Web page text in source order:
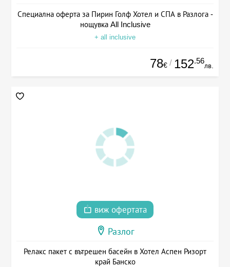
Специална оферта за Пирин Голф Хотел и СПА в Разлога -
нощувка All Inclusive
+ all inclusive
78€ / 152.56
лв.
виж офертата
Разлог
Релакс пакет с вътрешен басейн в Хотел Аспен Ризорт
край Банско